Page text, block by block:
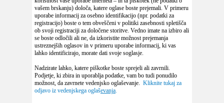
vašem brskanju) določa, katere oglase boste prejemali. V primeru
uporabe informacij za osebno identifikacijo (npr. podatki za
registracijo) boste o tem obveščeni v politiki zasebnosti spletišča
ob svoji registraciji za določene storitve. Vedno imate na izbiro ali
se boste odločili ali ne, da izkoristite možnost prejemanja
ustreznejših oglasov in v primeru uporabe informacij, ki vas
lahko identificirajo, morate dati svoje soglasje.
Nadzirate lahko, katere piškotke boste sprejeli ali zavrnili.
Podjetje, ki zbira in uporablja podatke, vam bo tudi ponudilo
možnost, da zavrnete vedenjsko oglaševanje. Kliknite tukaj za
odjavo iz vedenjskega oglaševanja.